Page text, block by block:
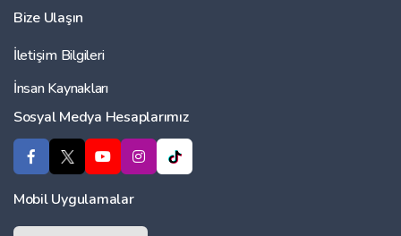
Bize Ulaşın
İletişim Bilgileri
İnsan Kaynakları
Sosyal Medya Hesaplarımız
Mobil Uygulamalar